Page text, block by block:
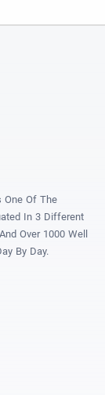
One Of The
In 3 Different
Over 1000 Well
By Day.